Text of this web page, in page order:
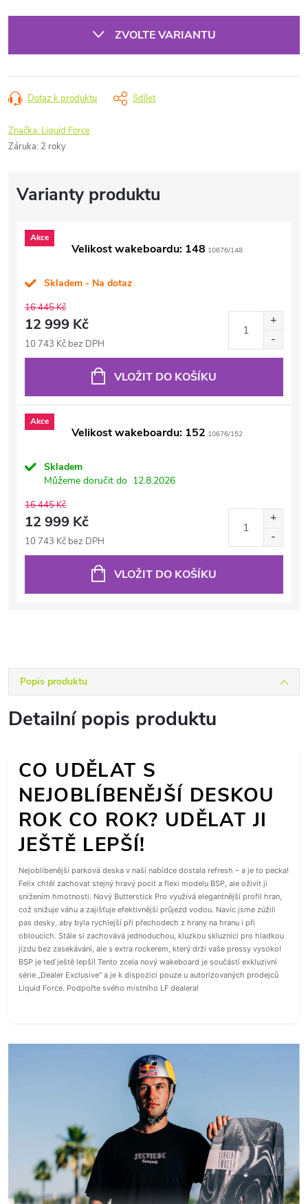
ZVOLTE VARIANTU
Dotaz k produktu Sdílet
Značka: Liquid Force
Záruka: 2 roky
Akce
Velikost wakeboardu: 148 10676/148
Skladem - Na dotaz
16 445 Kč
12 999 Kč
10 743 Kč bez DPH
VLOŽIT DO KOŠÍKU
Akce
Velikost wakeboardu: 152 10676/152
Skladem
Můžeme doručit do 12.8.2026
16 445 Kč
12 999 Kč
10 743 Kč bez DPH
VLOŽIT DO KOŠÍKU
Popis produktu
Detailní popis produktu
CO UDĚLAT S
NEJOBLÍBENĚJŠÍ DESKOU
ROK CO ROK? UDĚLAT JI
JEŠTĚ LEPŠÍ!
Nejoblíbenější parková deska v naší nabídce dostala refresh – a je to pecka!
Felix chtěl zachovat stejný hravý pocit a flexi modelu BSP, ale oživit ji
snížením hmotnosti. Nový Butterstick Pro využívá elegantnější profil hran,
což snižuje váhu a zajišťuje efektivnější průjezd vodou. Navíc jsme zúžili
pas desky, aby byla rychlejší při přechodech z hrany na hranu i při
obloucích. Stále si zachovává jednoduchou, kluzkou skluznici pro hladkou
jízdu bez zasekávání, ale s extra rockerem, který drží vaše pressy vysoko!
BSP je teď ještě lepší! Tento zcela nový wakeboard je součástí exkluzivní
série „Dealer Exclusive“ a je k dispozici pouze u autorizovaných prodejců
Liquid Force. Podpořte svého místního LF dealera!